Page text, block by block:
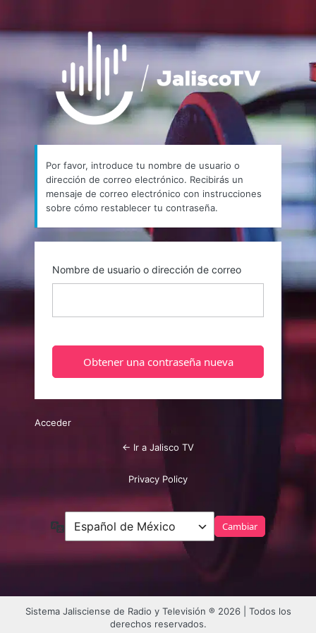
Contraseña
perdida
https://
Por favor, introduce tu nombre de usuario o
dirección de correo electrónico. Recibirás un
mensaje de correo electrónico con instrucciones
sobre cómo restablecer tu contraseña.
Nombre de usuario o dirección de correo
Acceder
← Ir a Jalisco TV
Privacy Policy
Idioma
Sistema Jalisciense de Radio y Televisión ® 2026 | Todos los
derechos reservados.